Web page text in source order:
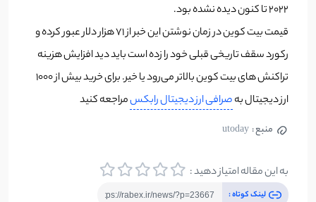
۲۰۲۲ تا کنون دیده نشده بود.
قیمت بیت کوین در زمان نوشتن این خبر از ۷۱ هزار دلار عبور کرده و
رکورد سقف تاریخی قبلی خود را زده است باید دید افزایش هزینه
تراکنش های بیت کوین بالا‌تر می‌رود یا خیر. برای خرید بیش از ۱۰۰۰
ارز دیجیتال بهصرافی ارز دیجیتال رابکسمراجعه کنید
منبع : utoday
به این مقاله امتیاز دهید :
لینک کوتاه :